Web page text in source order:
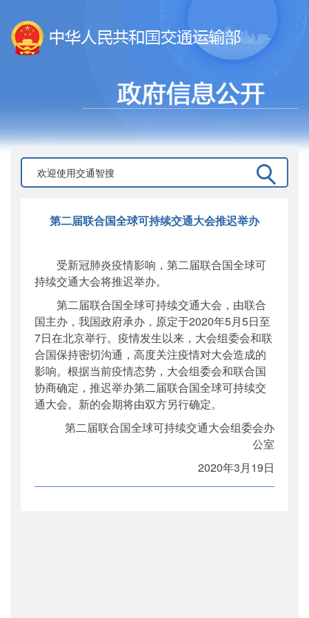
第二届联合国全球可持续交通大会推迟举办
受新冠肺炎疫情影响，第二届联合国全球可
持续交通大会将推迟举办。
第二届联合国全球可持续交通大会，由联合
国主办，我国政府承办，原定于2020年5月5日至
7日在北京举行。疫情发生以来，大会组委会和联
合国保持密切沟通，高度关注疫情对大会造成的
影响。根据当前疫情态势，大会组委会和联合国
协商确定，推迟举办第二届联合国全球可持续交
通大会。新的会期将由双方另行确定。
第二届联合国全球可持续交通大会组委会办
公室
2020年3月19日